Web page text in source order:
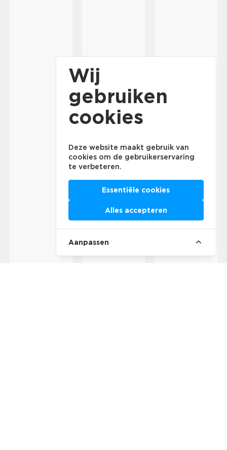
Wij
gebruiken
cookies
Deze website maakt gebruik van
cookies om de gebruikerservaring
te verbeteren.
Essentiële cookies
Alles accepteren
Aanpassen